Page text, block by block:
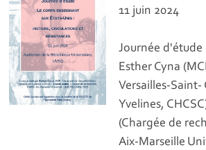
11 juin 2024
Journée
Esther Cyna
Versailles-
Yvelines,
(Chargée de
Aix-Marseille